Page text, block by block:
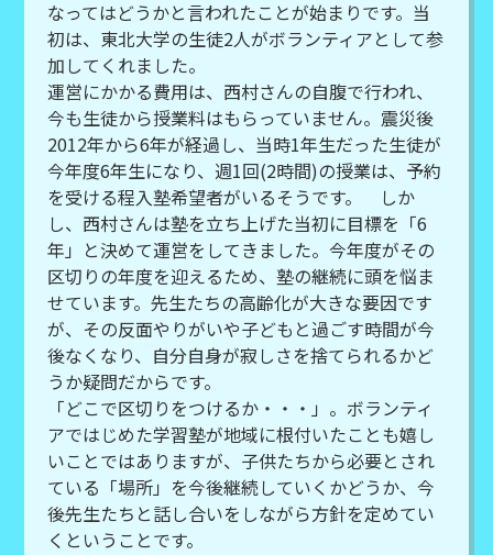
なってはどうかと言われたことが始まりです。当
初は、東北大学の生徒2人がボランティアとして参
加してくれました。
運営にかかる費用は、西村さんの自腹で行われ、
今も生徒から授業料はもらっていません。震災後
2012年から6年が経過し、当時1年生だった生徒が
今年度6年生になり、週1回(2時間)の授業は、予約
を受ける程入塾希望者がいるそうです。 しか
し、西村さんは塾を立ち上げた当初に目標を「6
年」と決めて運営をしてきました。今年度がその
区切りの年度を迎えるため、塾の継続に頭を悩ま
せています。先生たちの高齢化が大きな要因です
が、その反面やりがいや子どもと過ごす時間が今
後なくなり、自分自身が寂しさを捨てられるかど
うか疑問だからです。
「どこで区切りをつけるか・・・」。ボランティ
アではじめた学習塾が地域に根付いたことも嬉し
いことではありますが、子供たちから必要とされ
ている「場所」を今後継続していくかどうか、今
後先生たちと話し合いをしながら方針を定めてい
くということです。